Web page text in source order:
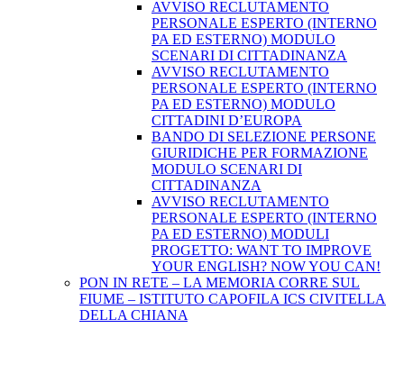
AVVISO RECLUTAMENTO
PERSONALE ESPERTO (INTERNO
PA ED ESTERNO) MODULO
SCENARI DI CITTADINANZA
AVVISO RECLUTAMENTO
PERSONALE ESPERTO (INTERNO
PA ED ESTERNO) MODULO
CITTADINI D’EUROPA
BANDO DI SELEZIONE PERSONE
GIURIDICHE PER FORMAZIONE
MODULO SCENARI DI
CITTADINANZA
AVVISO RECLUTAMENTO
PERSONALE ESPERTO (INTERNO
PA ED ESTERNO) MODULI
PROGETTO: WANT TO IMPROVE
YOUR ENGLISH? NOW YOU CAN!
PON IN RETE – LA MEMORIA CORRE SUL
FIUME – ISTITUTO CAPOFILA ICS CIVITELLA
DELLA CHIANA